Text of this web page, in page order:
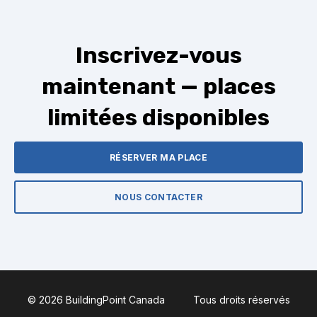
Inscrivez-vous
maintenant — places
limitées disponibles
RÉSERVER MA PLACE
NOUS CONTACTER
© 2026 BuildingPoint Canada Tous droits réservés